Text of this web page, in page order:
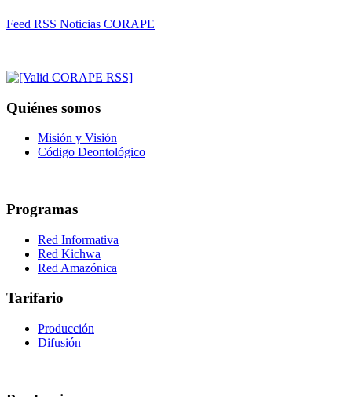
Feed RSS Noticias CORAPE
Quiénes somos
Misión y Visión
Código Deontológico
Programas
Red Informativa
Red Kichwa
Red Amazónica
Tarifario
Producción
Difusión